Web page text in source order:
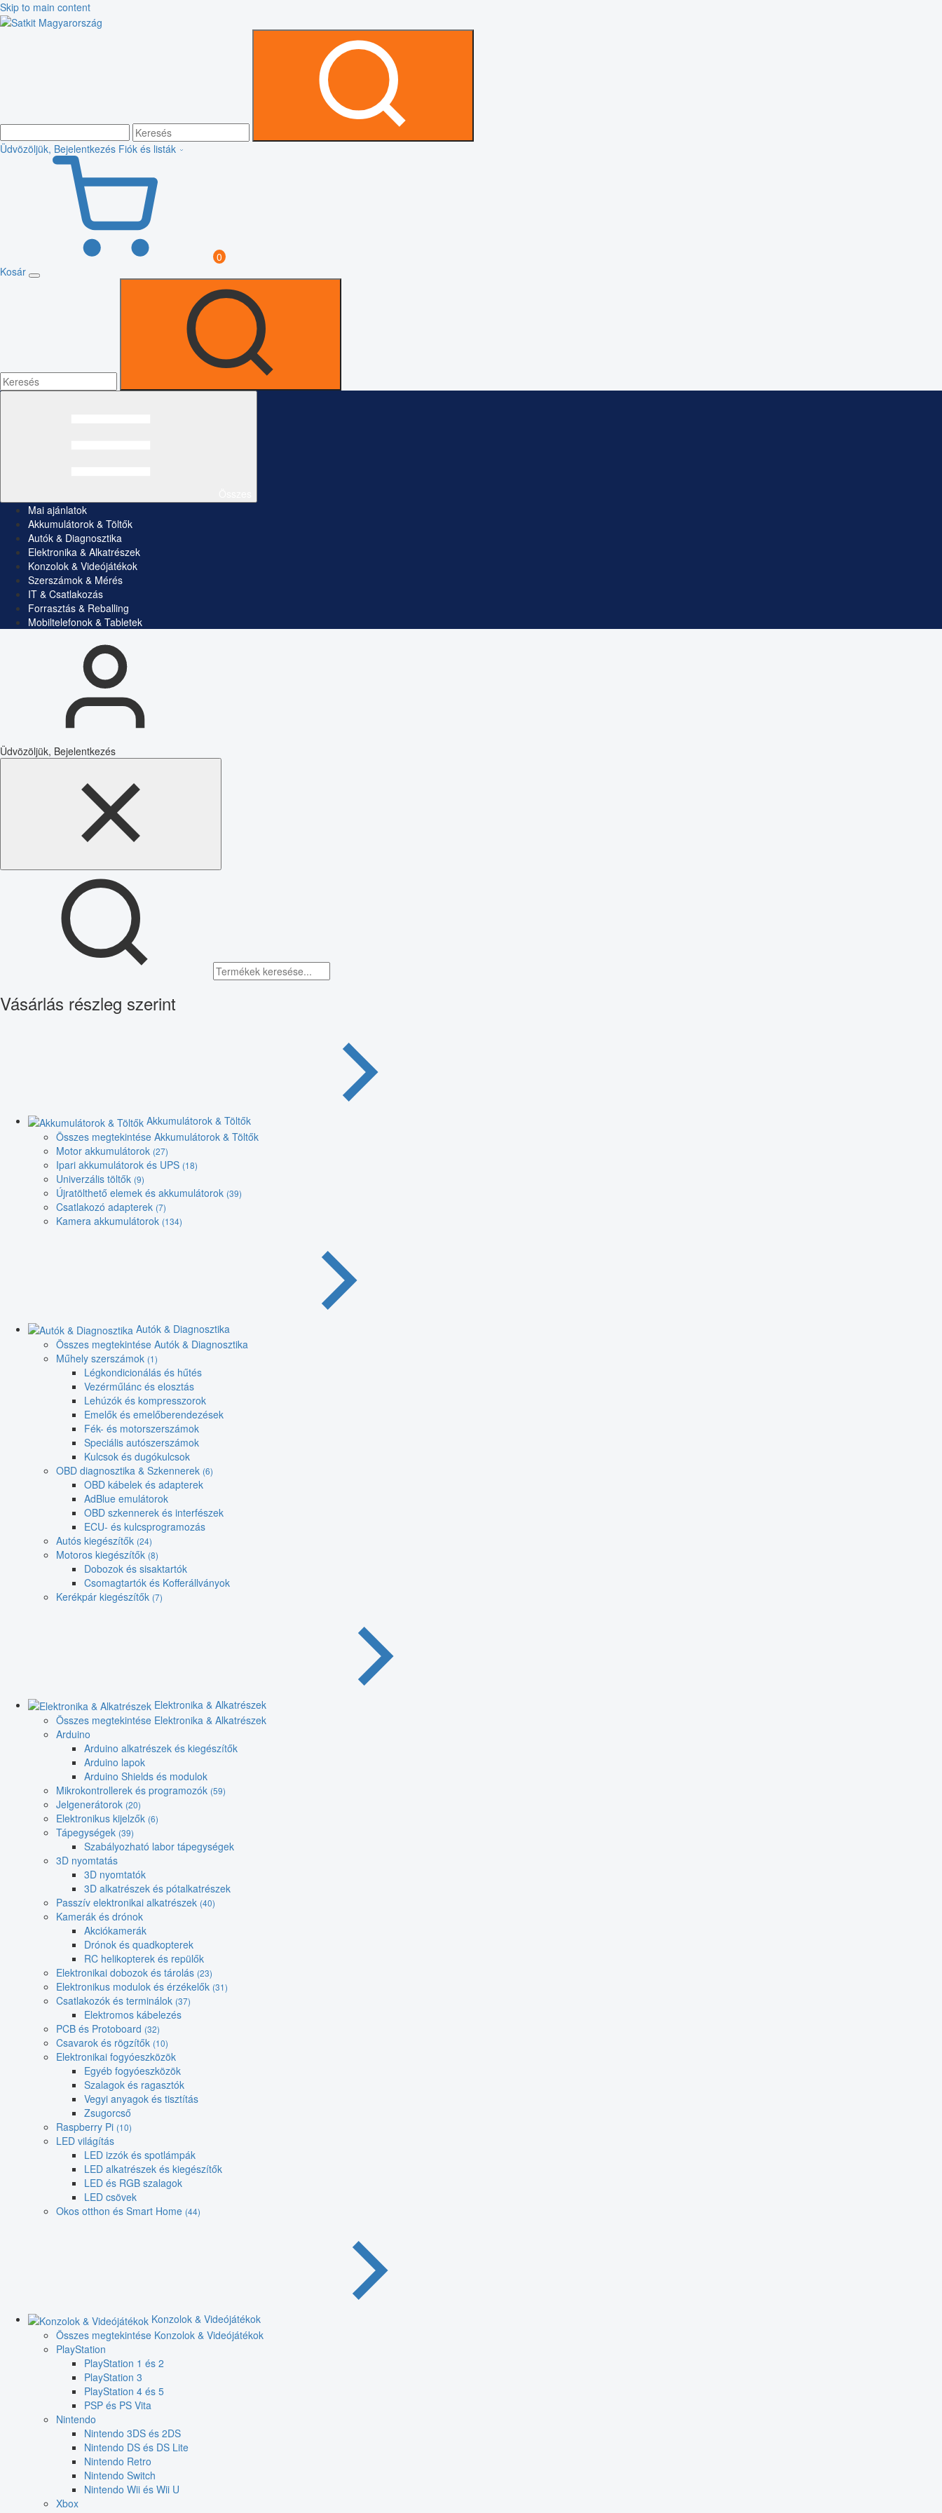
Skip to main content
Üdvözöljük, Bejelentkezés Fiók és listák
0
Kosár
Mai ajánlatok
Akkumulátorok & Töltők
Autók & Diagnosztika
Elektronika & Alkatrészek
Konzolok & Videójátékok
Szerszámok & Mérés
IT & Csatlakozás
Forrasztás & Reballing
Mobiltelefonok & Tabletek
Üdvözöljük, Bejelentkezés
Vásárlás részleg szerint
Akkumulátorok & Töltők
Összes megtekintése Akkumulátorok & Töltők
Motor akkumulátorok (27)
Ipari akkumulátorok és UPS (18)
Univerzális töltők (9)
Újratölthető elemek és akkumulátorok (39)
Csatlakozó adapterek (7)
Kamera akkumulátorok (134)
Autók & Diagnosztika
Összes megtekintése Autók & Diagnosztika
Műhely szerszámok (1)
Légkondicionálás és hűtés
Vezérműlánc és elosztás
Lehúzók és kompresszorok
Emelők és emelőberendezések
Fék- és motorszerszámok
Speciális autószerszámok
Kulcsok és dugókulcsok
OBD diagnosztika & Szkennerek (6)
OBD kábelek és adapterek
AdBlue emulátorok
OBD szkennerek és interfészek
ECU- és kulcsprogramozás
Autós kiegészítők (24)
Motoros kiegészítők (8)
Dobozok és sisaktartók
Csomagtartók és Kofferállványok
Kerékpár kiegészítők (7)
Elektronika & Alkatrészek
Összes megtekintése Elektronika & Alkatrészek
Arduino
Arduino alkatrészek és kiegészítők
Arduino lapok
Arduino Shields és modulok
Mikrokontrollerek és programozók (59)
Jelgenerátorok (20)
Elektronikus kijelzők (6)
Tápegységek (39)
Szabályozható labor tápegységek
3D nyomtatás
3D nyomtatók
3D alkatrészek és pótalkatrészek
Passzív elektronikai alkatrészek (40)
Kamerák és drónok
Akciókamerák
Drónok és quadkopterek
RC helikopterek és repülők
Elektronikai dobozok és tárolás (23)
Elektronikus modulok és érzékelők (31)
Csatlakozók és terminálok (37)
Elektromos kábelezés
PCB és Protoboard (32)
Csavarok és rögzítők (10)
Elektronikai fogyóeszközök
Egyéb fogyóeszközök
Szalagok és ragasztók
Vegyi anyagok és tisztítás
Zsugorcső
Raspberry Pi (10)
LED világítás
LED izzók és spotlámpák
LED alkatrészek és kiegészítők
LED és RGB szalagok
LED csövek
Okos otthon és Smart Home (44)
Konzolok & Videójátékok
Összes megtekintése Konzolok & Videójátékok
PlayStation
PlayStation 1 és 2
PlayStation 3
PlayStation 4 és 5
PSP és PS Vita
Nintendo
Nintendo 3DS és 2DS
Nintendo DS és DS Lite
Nintendo Retro
Nintendo Switch
Nintendo Wii és Wii U
Xbox